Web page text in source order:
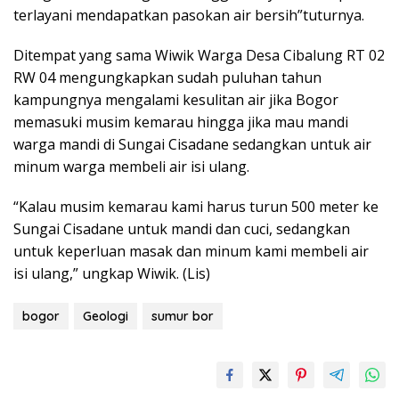
terlayani mendapatkan pasokan air bersih”tuturnya.
Ditempat yang sama Wiwik Warga Desa Cibalung RT 02
RW 04 mengungkapkan sudah puluhan tahun
kampungnya mengalami kesulitan air jika Bogor
memasuki musim kemarau hingga jika mau mandi
warga mandi di Sungai Cisadane sedangkan untuk air
minum warga membeli air isi ulang.
“Kalau musim kemarau kami harus turun 500 meter ke
Sungai Cisadane untuk mandi dan cuci, sedangkan
untuk keperluan masak dan minum kami membeli air
isi ulang,” ungkap Wiwik. (Lis)
bogor Geologi sumur bor